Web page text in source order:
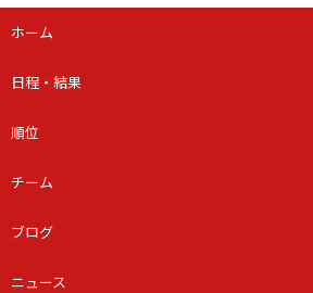
ホーム
日程・結果
順位
チーム
ブログ
ニュース